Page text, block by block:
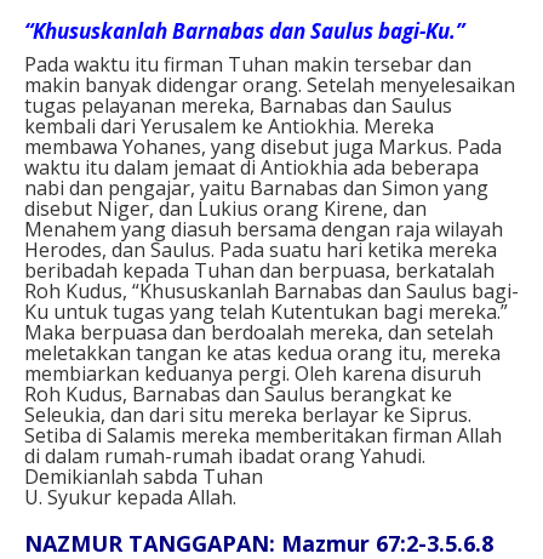
“Khususkanlah Barnabas dan Saulus bagi-Ku.”
Pada waktu itu firman Tuhan makin tersebar dan
makin banyak didengar orang. Setelah menyelesaikan
tugas pelayanan mereka, Barnabas dan Saulus
kembali dari Yerusalem ke Antiokhia. Mereka
membawa Yohanes, yang disebut juga Markus. Pada
waktu itu dalam jemaat di Antiokhia ada beberapa
nabi dan pengajar, yaitu Barnabas dan Simon yang
disebut Niger, dan Lukius orang Kirene, dan
Menahem yang diasuh bersama dengan raja wilayah
Herodes, dan Saulus. Pada suatu hari ketika mereka
beribadah kepada Tuhan dan berpuasa, berkatalah
Roh Kudus, “Khususkanlah Barnabas dan Saulus bagi-
Ku untuk tugas yang telah Kutentukan bagi mereka.”
Maka berpuasa dan berdoalah mereka, dan setelah
meletakkan tangan ke atas kedua orang itu, mereka
membiarkan keduanya pergi. Oleh karena disuruh
Roh Kudus, Barnabas dan Saulus berangkat ke
Seleukia, dan dari situ mereka berlayar ke Siprus.
Setiba di Salamis mereka memberitakan firman Allah
di dalam rumah-rumah ibadat orang Yahudi.
Demikianlah sabda Tuhan
U. Syukur kepada Allah.
NAZMUR TANGGAPAN: Mazmur 67:2-3.5.6.8